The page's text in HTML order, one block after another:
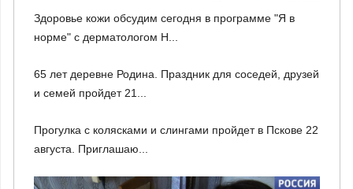
Здоровье кожи обсудим сегодня в программе "Я в
норме" с дерматологом Н...
65 лет деревне Родина. Праздник для соседей, друзей
и семей пройдет 21...
Прогулка с колясками и слингами пройдет в Пскове 22
августа. Приглашаю...